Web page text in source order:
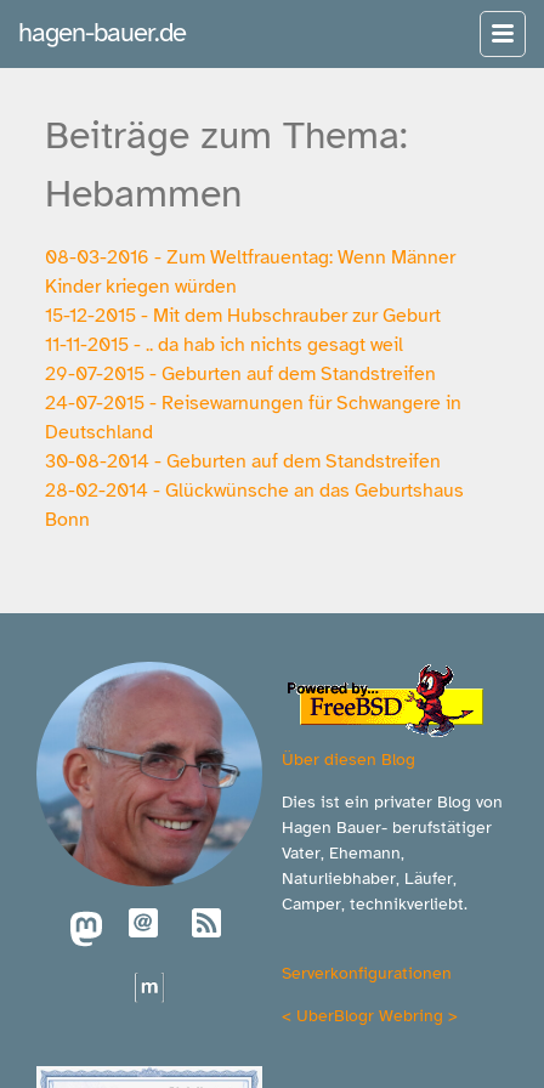
hagen-bauer.de
Beiträge zum Thema:
Hebammen
08-03-2016 - Zum Weltfrauentag: Wenn Männer
Kinder kriegen würden
15-12-2015 - Mit dem Hubschrauber zur Geburt
11-11-2015 - .. da hab ich nichts gesagt weil
29-07-2015 - Geburten auf dem Standstreifen
24-07-2015 - Reisewarnungen für Schwangere in
Deutschland
30-08-2014 - Geburten auf dem Standstreifen
28-02-2014 - Glückwünsche an das Geburtshaus
Bonn
Über diesen Blog
Dies ist ein privater Blog von
Hagen Bauer- berufstätiger
Vater, Ehemann,
Naturliebhaber, Läufer,
Camper, technikverliebt.
Serverkonfigurationen
< UberBlogr Webring >